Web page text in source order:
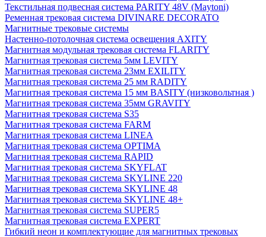
Текстильная подвесная система PARITY 48V (Maytoni)
Ременная трековая система DIVINARE DECORATO
Магнитные трековые системы
Настенно-потолочная система освещения AXITY
Магнитная модульная трековая система FLARITY
Магнитная трековая система 5мм LEVITY
Магнитная трековая система 23мм EXILITY
Магнитная трековая система 25 мм RADITY
Магнитная трековая система 15 мм BASITY (низковольтная )
Магнитная трековая система 35мм GRAVITY
Магнитная трековая система S35
Магнитная трековая система FARM
Магнитная трековая система LINEA
Магнитная трековая система OPTIMA
Магнитная трековая система RAPID
Магнитная трековая система SKYFLAT
Магнитная трековая система SKYLINE 220
Магнитная трековая система SKYLINE 48
Магнитная трековая система SKYLINE 48+
Магнитная трековая система SUPER5
Магнитная трековая система EXPERT
Гибкий неон и комплектующие для магнитных трековых